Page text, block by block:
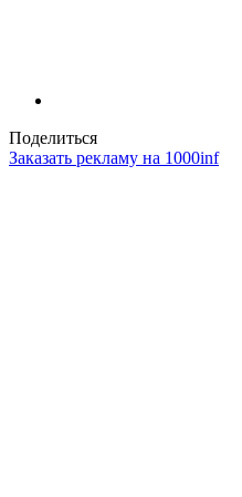
Поделиться
Заказать рекламу на 1000inf